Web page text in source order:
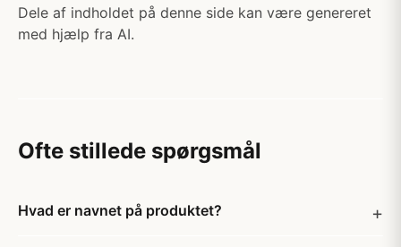
Dele af indholdet på denne side kan være genereret
med hjælp fra AI.
Ofte stillede spørgsmål
Hvad er navnet på produktet?